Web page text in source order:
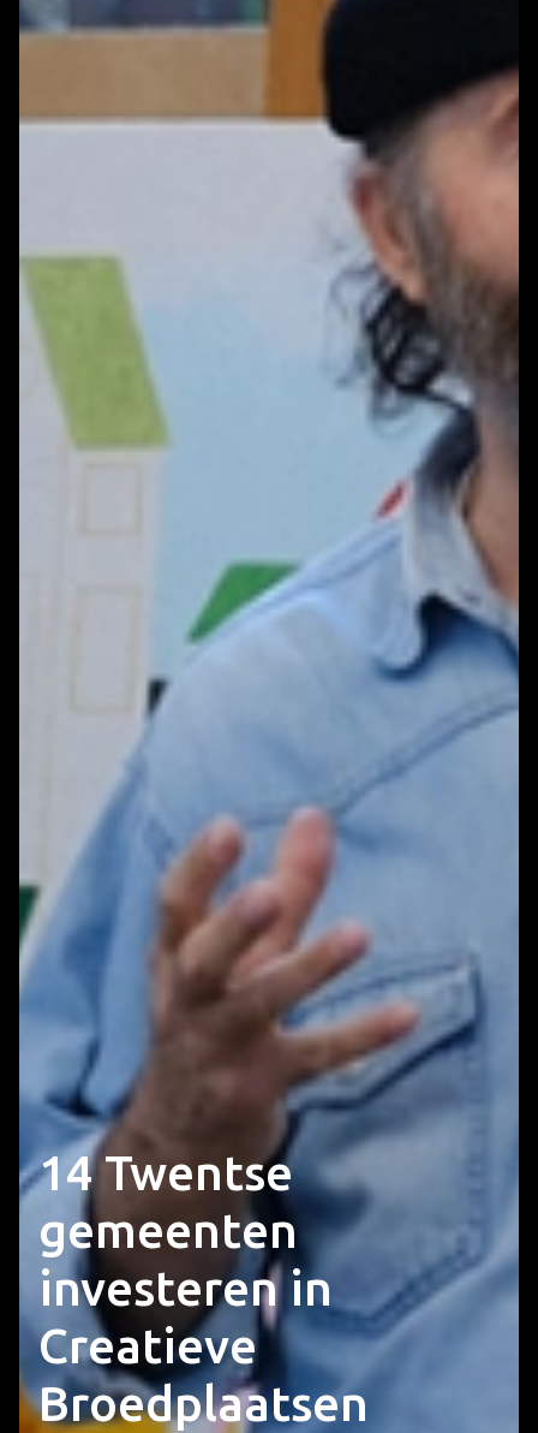
14 Twentse
gemeenten
investeren in
Creatieve
Broedplaatsen